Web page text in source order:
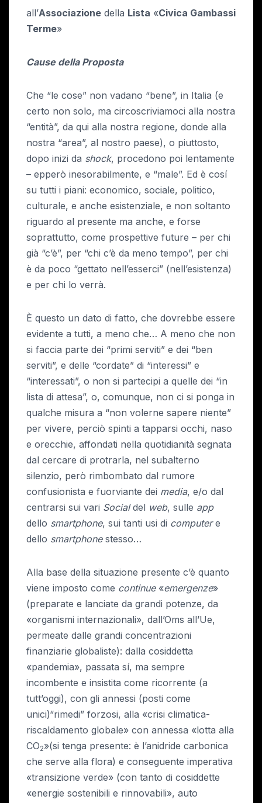
all’Associazione della Lista «Civica Gambassi
Terme»
Cause della Proposta
Che “le cose” non vadano “bene”, in Italia (e
certo non solo, ma circoscriviamoci alla nostra
“entità”, da qui alla nostra regione, donde alla
nostra “area”, al nostro paese), o piuttosto,
dopo inizi da shock, procedono poi lentamente
– epperò inesorabilmente, e “male”. Ed è cosí
su tutti i piani: economico, sociale, politico,
culturale, e anche esistenziale, e non soltanto
riguardo al presente ma anche, e forse
soprattutto, come prospettive future – per chi
già “c’è”, per “chi c’è da meno tempo”, per chi
è da poco “gettato nell’esserci” (nell’esistenza)
e per chi lo verrà.
È questo un dato di fatto, che dovrebbe essere
evidente a tutti, a meno che… A meno che non
si faccia parte dei “primi serviti” e dei “ben
serviti”, e delle “cordate” di “interessi” e
“interessati”, o non si partecipi a quelle dei “in
lista di attesa”, o, comunque, non ci si ponga in
qualche misura a “non volerne sapere niente”
per vivere, perciò spinti a tapparsi occhi, naso
e orecchie, affondati nella quotidianità segnata
dal cercare di protrarla, nel subalterno
silenzio, però rimbombato dal rumore
confusionista e fuorviante dei media, e/o dal
centrarsi sui vari Socialdel web, sulle app
dello smartphone, sui tanti usi di computere
dello smartphonestesso…
Alla base della situazione presente c’è quanto
viene imposto come continue«emergenze»
(preparate e lanciate da grandi potenze, da
«organismi internazionali», dall’Oms all’Ue,
permeate dalle grandi concentrazioni
finanziarie globaliste): dalla cosiddetta
«pandemia», passata sí, ma sempre
incombente e insistita come ricorrente (a
tutt’oggi), con gli annessi (posti come
unici)“rimedi” forzosi, alla «crisi climatica-
riscaldamento globale» con annessa «lotta alla
CO2»(si tenga presente: è l’anidride carbonica
che serve alla flora) e conseguente imperativa
«transizione verde» (con tanto di cosiddette
«energie sostenibili e rinnovabili», auto